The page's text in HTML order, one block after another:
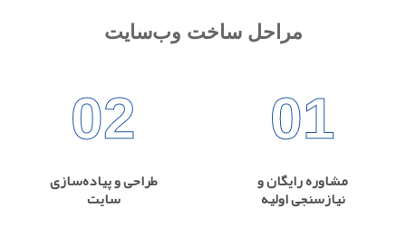
مراحل ساخت وب‌سایت
01
مشاوره رایگان و
نیازسنجی اولیه
02
طراحی و پیاده‌سازی
سایت